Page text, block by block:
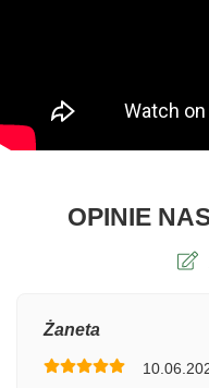
OPINIE
Żaneta